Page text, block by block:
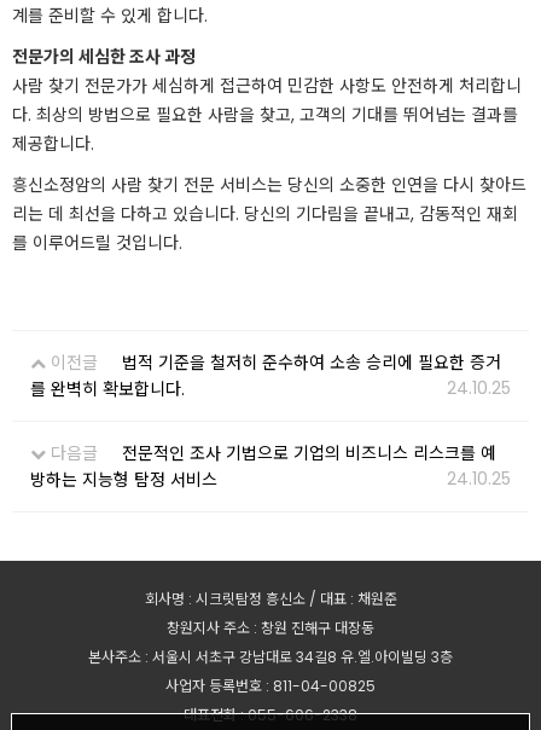
계를 준비할 수 있게 합니다.
전문가의 세심한 조사 과정
사람 찾기 전문가가 세심하게 접근하여 민감한 사항도 안전하게 처리합니
다. 최상의 방법으로 필요한 사람을 찾고, 고객의 기대를 뛰어넘는 결과를
제공합니다.
흥신소정암의 사람 찾기 전문 서비스는 당신의 소중한 인연을 다시 찾아드
리는 데 최선을 다하고 있습니다. 당신의 기다림을 끝내고, 감동적인 재회
를 이루어드릴 것입니다.
이전글
법적 기준을 철저히 준수하여 소송 승리에 필요한 증거
를 완벽히 확보합니다.
24.10.25
다음글
전문적인 조사 기법으로 기업의 비즈니스 리스크를 예
방하는 지능형 탐정 서비스
24.10.25
회사명 : 시크릿탐정 흥신소 / 대표 : 채원준
창원지사 주소 : 창원 진해구 대장동
본사주소 : 서울시 서초구 강남대로 34길8 유.엘.아이빌딩 3층
사업자 등록번호 : 811-04-00825
대표전화 : 055-606-2338